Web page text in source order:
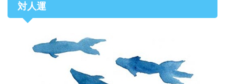
対人運